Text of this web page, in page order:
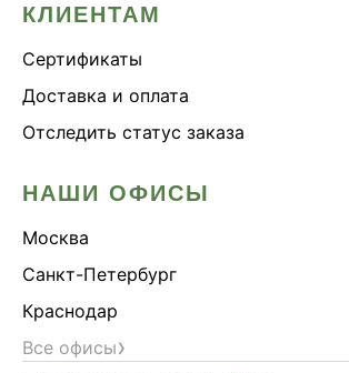
КЛИЕНТАМ
Сертификаты
Доставка и оплата
Отследить статус заказа
НАШИ ОФИСЫ
Москва
Санкт-Петербург
Краснодар
Все офисы›